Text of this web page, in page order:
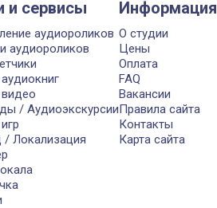
и сервисы
аудиороликов
аудиороликов
/ Аудиоэкскурсии
/ Локализация
Информация
О студии
Цены
Оплата
FAQ
Вакансии
Правила сайта
Контакты
Карта сайта